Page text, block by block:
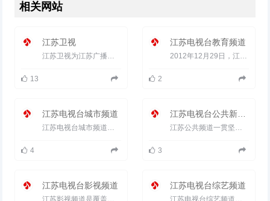
相关网站
江苏卫视
13
江苏电视台教育频道
2
江苏电视台城市频道
4
江苏电视台公共新闻频道
3
江苏电视台影视频道 江苏电视台综艺频道